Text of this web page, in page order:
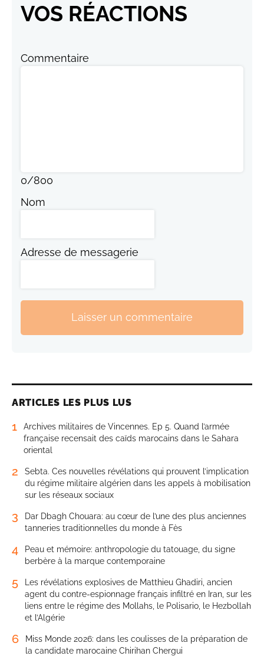
VOS RÉACTIONS
Commentaire
0/800
Nom
Adresse de messagerie
Laisser un commentaire
ARTICLES LES PLUS LUS
1
Archives militaires de Vincennes. Ep 5. Quand l’armée
française recensait des caïds marocains dans le Sahara
oriental
2
Sebta. Ces nouvelles révélations qui prouvent l’implication
du régime militaire algérien dans les appels à mobilisation
sur les réseaux sociaux
3
Dar Dbagh Chouara: au cœur de l’une des plus anciennes
tanneries traditionnelles du monde à Fès
4
Peau et mémoire: anthropologie du tatouage, du signe
berbère à la marque contemporaine
5
Les révélations explosives de Matthieu Ghadiri, ancien
agent du contre-espionnage français infiltré en Iran, sur les
liens entre le régime des Mollahs, le Polisario, le Hezbollah
et l’Algérie
6
Miss Monde 2026: dans les coulisses de la préparation de
la candidate marocaine Chirihan Chergui